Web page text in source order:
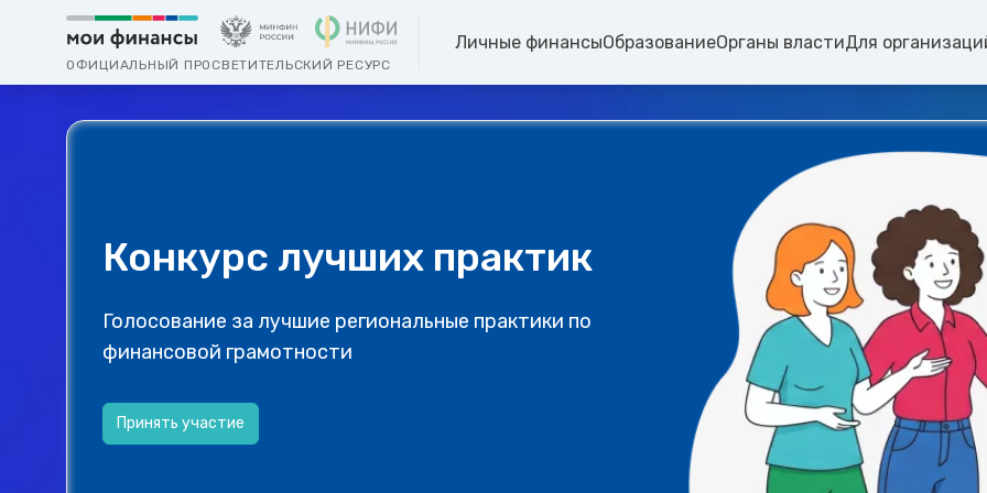
ОФИЦИАЛЬНЫЙ ПРОСВЕТИТЕЛЬСКИЙ РЕСУРС
Личные финансыОбразованиеОрганы властиДля
Конкурс лучших практик
Голосование за лучшие региональные практики по
финансовой грамотности
Принять участие